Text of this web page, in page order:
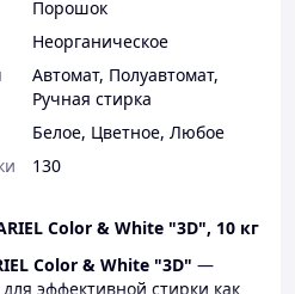
Порошок
Неорганическое
Автомат, Полуавтомат,
Ручная стирка
Белое, Цветное, Любое
130
Color & White "3D", 10 кг
Color & White "3D" —
эффективной стирки как